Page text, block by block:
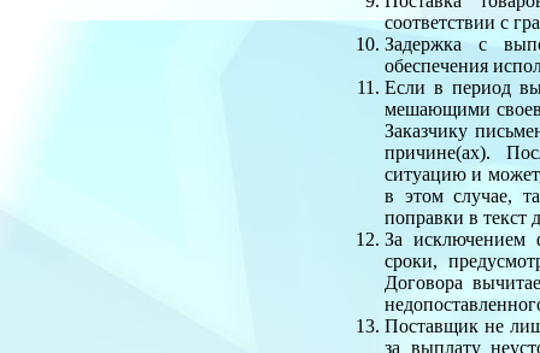
соответствии с
Задержка с
обеспечения
Если в период
мешающими
Заказчику
причине(ах).
ситуацию и
в этом случае,
поправки в текст
За исключением
сроки,
Договора
Поставщик не
за выплату